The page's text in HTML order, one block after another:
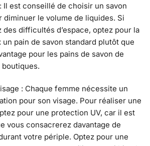
Il est conseillé de choisir un savon
diminuer le volume de liquides. Si
difficultés d’espace, optez pour la
pain de savon standard plutôt que
pour les pains de savon de
boutiques.
: Chaque femme nécessite un
pour son visage. Pour réaliser une
pour une protection UV, car il est
vous consacrerez davantage de
votre périple. Optez pour une